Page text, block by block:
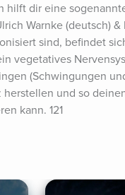
dir eine
Warnke (deutsch)
sind, befindet
vegetatives
(Schwingungen
und so
kann. 121